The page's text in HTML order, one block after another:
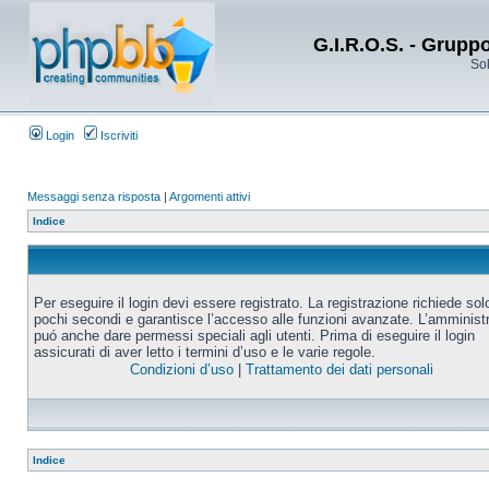
G.I.R.O.S. -
Login Iscriviti
Messaggi senza risposta | Argomenti attivi
Indice
Per eseguire il login devi essere registrato. La registrazione richiede
pochi secondi e garantisce l’accesso alle funzioni avanzate.
puó anche dare permessi speciali agli utenti. Prima di eseguire il login
assicurati di aver letto i termini d’uso e le varie regole.
Condizioni d’uso| Trattamento dei dati personali
Indice